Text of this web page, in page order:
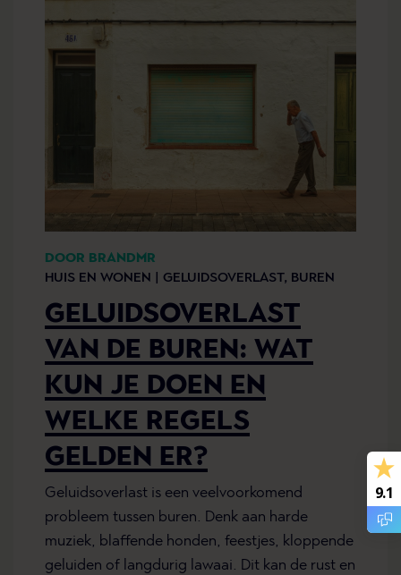
DOOR BRANDMR
HUIS EN WONEN |
GELUIDSOVERLAST, BUREN
GELUIDSOVERLAST
VAN DE BUREN: WAT
KUN JE DOEN EN
WELKE REGELS
GELDEN ER?
Geluidsoverlast is een veelvoorkomend
probleem tussen buren. Denk aan harde
muziek, blaffende honden, feestjes, kloppende
geluiden of langdurig lawaai. Dit kan de rust en
9.1